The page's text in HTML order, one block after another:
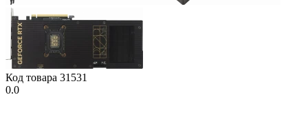
Код товара 31531
0.0